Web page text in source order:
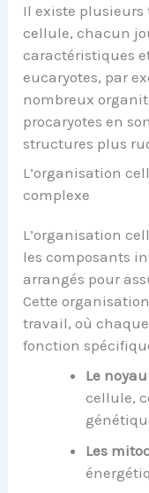
Il existe plusieurs
cellule, chacun
caractéristiques
eucaryotes, par
nombreux
procaryotes en
structures plus
L’organisation
complexe
L’organisation
les composants
arrangés pour
Cette
travail, où
fonction
Le noyau
cellule,
Les